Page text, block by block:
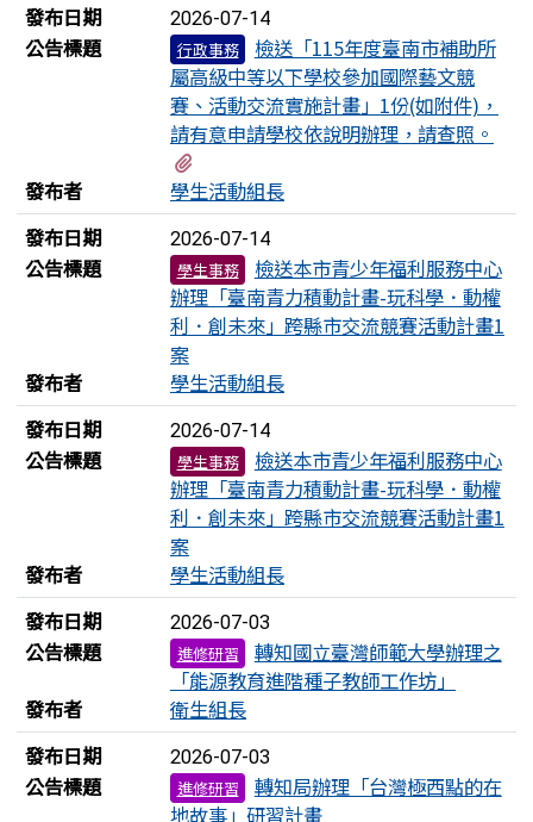
發布日期
2026-07-14
公告標題 行政事務
檢送「115年度臺南市補助所
屬高級中等以下學校參加國際藝文競
賽、活動交流實施計畫」1份(如附件)，
請有意申請學校依說明辦理，請查照。
發布者
學生活動組長
發布日期
2026-07-14
公告標題 學生事務
檢送本市青少年福利服務中心
辦理「臺南青力積動計畫-玩科學．動權
利．創未來」跨縣市交流競賽活動計畫1
案
發布者
學生活動組長
發布日期
2026-07-14
公告標題 學生事務
檢送本市青少年福利服務中心
辦理「臺南青力積動計畫-玩科學．動權
利．創未來」跨縣市交流競賽活動計畫1
案
發布者
學生活動組長
發布日期
2026-07-03
公告標題 進修研習
轉知國立臺灣師範大學辦理之
「能源教育進階種子教師工作坊」
發布者
衛生組長
發布日期
2026-07-03
公告標題 進修研習
轉知局辦理「台灣極西點的在
地故事」研習計畫